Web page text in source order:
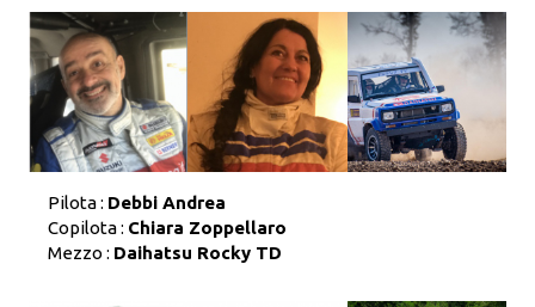
Pilota : Debbi Andrea
Copilota : Chiara Zoppellaro
Mezzo : Daihatsu Rocky TD